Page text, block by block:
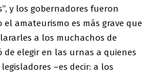
y los gobernadores fueron
el amateurismo es más grave que
a los muchachos de
de elegir en las urnas a quienes
–es decir: a los